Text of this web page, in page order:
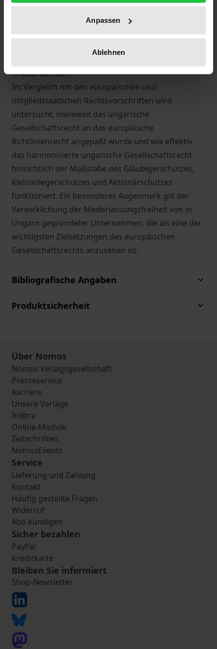
Anpassen
Ablehnen
Zweigniederlassungen sowie der
Einpersonengesellschaft behandelt. Bei der
Untersuchung stehen insbesondere die AG und die
erfasst werden.
Im Vergleich mit den europäischen und
mitgliedstaatlichen Rechtsvorschriften wird
untersucht, inwieweit das ungarische
Gesellschaftsrecht an das europäische
Richtlinienrecht angepaßt wurde und wie effektiv
das harmonisierte ungarische Gesellschaftsrecht
hinsichtlich der Maßstäbe des Gläubigerschutzes,
Kleinanlegerschutzes und Aktionärschutzes
funktioniert. Ein besonderes Augenmerk gilt der
Verwirklichung der Niederlassungsfreiheit von in
Ungarn gegründeter Unternehmen, die als eine der
wichtigsten Zielsetzungen des europäischen
Gesellschaftsrechts anzusehen ist.
Bibliografische Angaben
Produktsicherheit
Über Nomos
Nomos Verlagsgesellschaft
Presseservice
Karriere
Unsere Verlage
Inlibra
Online-Module
Zeitschriften
NomosEvents
Service
Lieferung und Zahlung
Kontakt
Häufig gestellte Fragen
Widerruf
Abo kündigen
Sicher bezahlen
PayPal
Kreditkarte
Bleiben Sie informiert
Shop-Newsletter